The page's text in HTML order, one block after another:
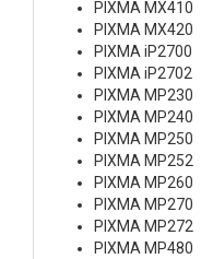
PIXMA MX410
PIXMA MX420
PIXMA iP2700
PIXMA iP2702
PIXMA MP230
PIXMA MP240
PIXMA MP250
PIXMA MP252
PIXMA MP260
PIXMA MP270
PIXMA MP272
PIXMA MP480